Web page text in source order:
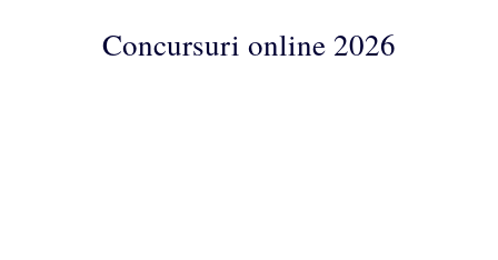
ConcursuriConcursuri online 2026